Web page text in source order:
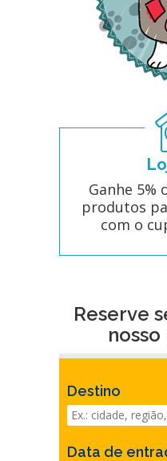
Ganhe 5%
produtos
com o
Reserve
Destino
Data de